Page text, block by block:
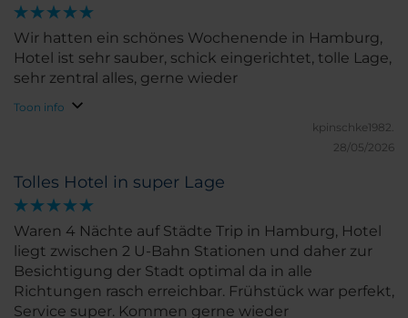
Wir hatten ein schönes Wochenende in Hamburg,
Hotel ist sehr sauber, schick eingerichtet, tolle Lage,
sehr zentral alles, gerne wieder
Toon info
kpinschke1982.
28/05/2026
Tolles Hotel in super Lage
Waren 4 Nächte auf Städte Trip in Hamburg, Hotel
liegt zwischen 2 U-Bahn Stationen und daher zur
Besichtigung der Stadt optimal da in alle
Richtungen rasch erreichbar. Frühstück war perfekt,
Service super. Kommen gerne wieder